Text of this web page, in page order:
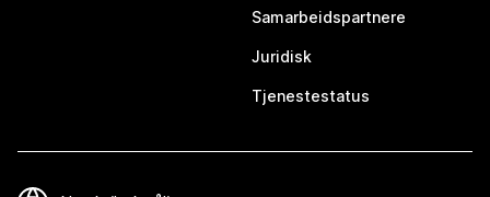
Samarbeidspartnere
Juridisk
Tjenestestatus